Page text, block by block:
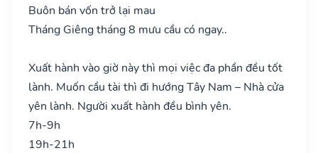
Buôn bán vốn trở lại mau
Tháng Giêng tháng 8 mưu cầu có ngay..
Xuất hành vào giờ này thì mọi việc đa phần đều tốt
lành. Muốn cầu tài thì đi hướng Tây Nam – Nhà cửa
yên lành. Người xuất hành đều bình yên.
7h-9h
19h-21h